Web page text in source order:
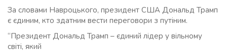
За словами Навроцького, президент США Дональд Трамп
є єдиним, кто здатним вести переговори з путіним.
“Президент Дональд Трамп – єдиний лідер у вільному
світі, який